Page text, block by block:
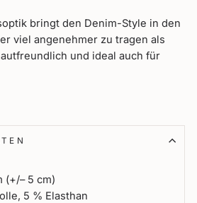
bringt den Denim-Style in den
viel angenehmer zu tragen als
und ideal auch für
(+/– 5 cm)
5 % Elasthan